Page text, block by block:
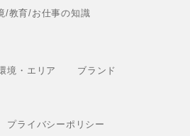
/教育/お仕事の知識
境・エリア ブランド
プライバシーポリシー